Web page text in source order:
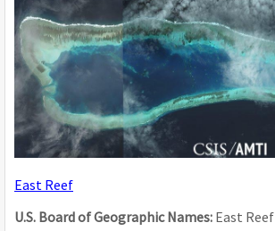
East Reef
U.S. Board of Geographic Names: East Reef